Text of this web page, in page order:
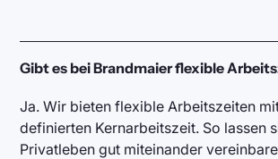
Gibt es bei Brandmaier flexible
Ja. Wir bieten flexible Arbeitszeiten
definierten Kernarbeitszeit. So lassen
Privatleben gut miteinander